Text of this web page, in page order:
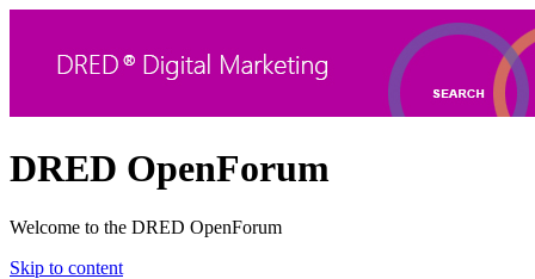
DRED OpenForum
Welcome to the DRED OpenForum
Skip to content